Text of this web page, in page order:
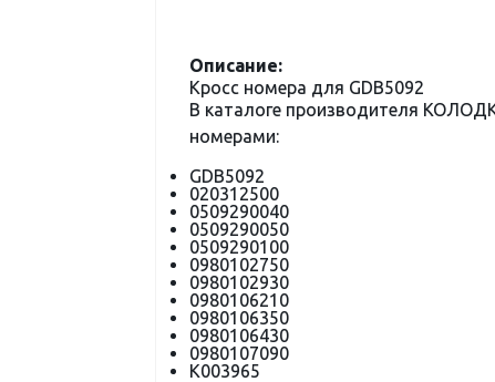
Описание:
Кросс номера для GDB5092
В каталоге производителя
номерами:
GDB5092
020312500
0509290040
0509290050
0509290100
0980102750
0980102930
0980106210
0980106350
0980106430
0980107090
K003965